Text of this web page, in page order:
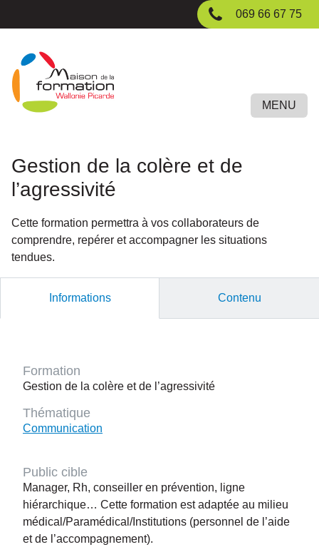
principal
069 66 67 75
MENU
Gestion de la colère et de
l’agressivité
Cette formation permettra à vos collaborateurs de
comprendre, repérer et accompagner les situations
tendues.
Informations Contenu
Formation
Gestion de la colère et de l’agressivité
Thématique
Communication
Public cible
Manager, Rh, conseiller en prévention, ligne
hiérarchique… Cette formation est adaptée au milieu
médical/Paramédical/Institutions (personnel de l’aide
et de l’accompagnement).